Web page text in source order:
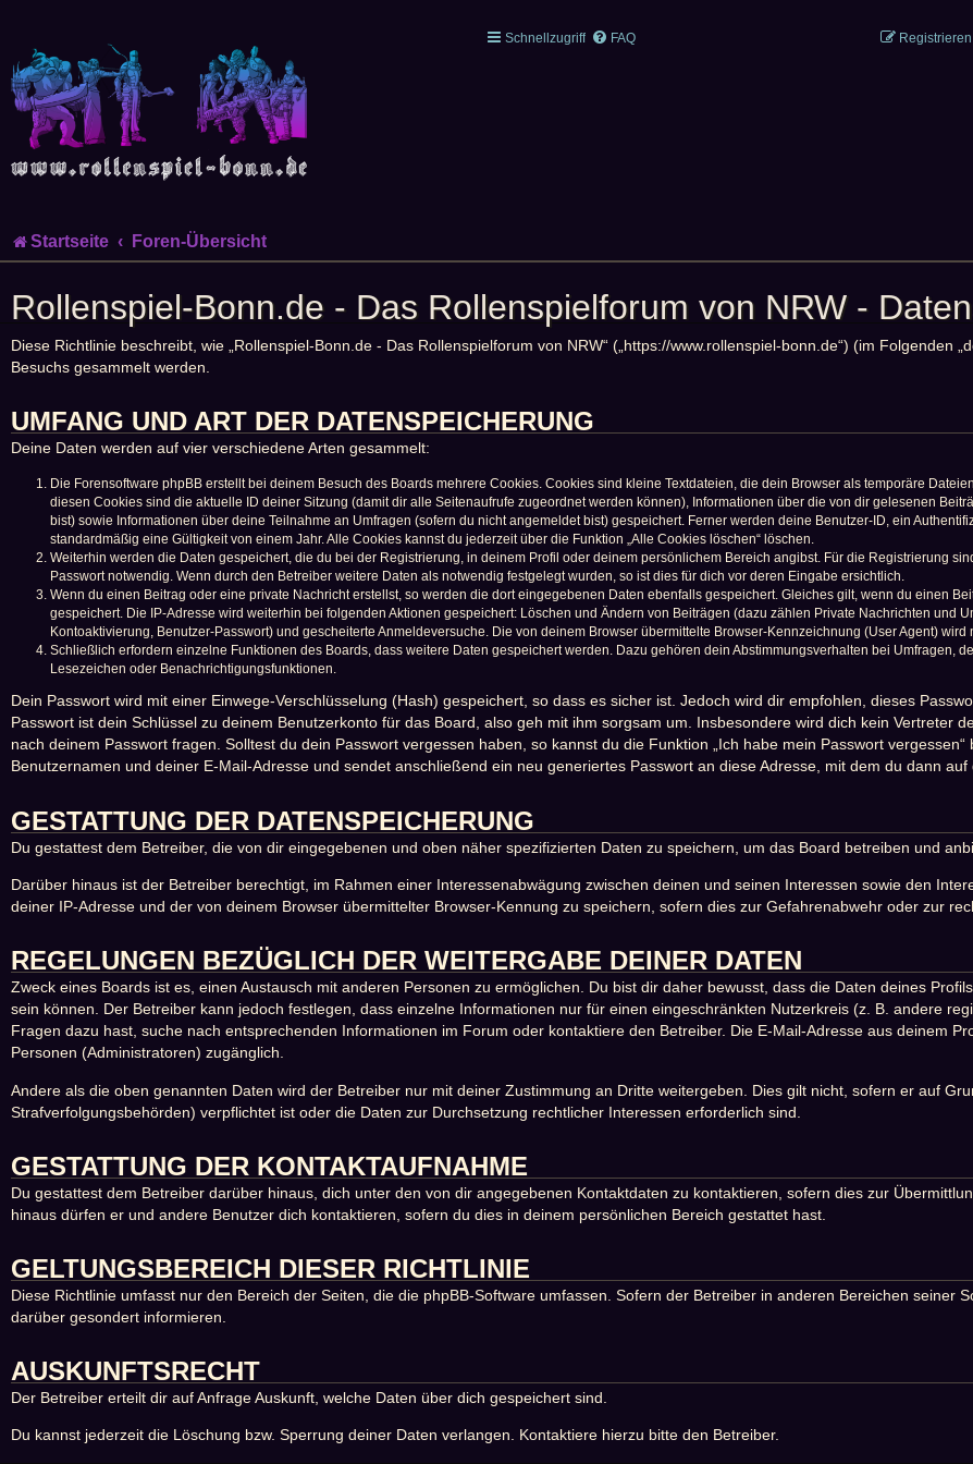
Schnellzugriff FAQ Registrieren
Startseite Foren-Übersicht
Rollenspiel-Bonn.de - Das Rollenspielforum von NRW -
Diese Richtlinie beschreibt, wie „Rollenspiel-Bonn.de - Das Rollenspielforum von NRW“ („https://www.rollenspiel-bonn.de“) (im Folgenden
Besuchs gesammelt werden.
UMFANG UND ART DER DATENSPEICHERUNG
Deine Daten werden auf vier verschiedene Arten gesammelt:
Die Forensoftware phpBB erstellt bei deinem Besuch des Boards mehrere Cookies. Cookies sind kleine Textdateien, die dein Browser als temporäre
diesen Cookies sind die aktuelle ID deiner Sitzung (damit dir alle Seitenaufrufe zugeordnet werden können), Informationen über die von dir gelesenen
bist) sowie Informationen über deine Teilnahme an Umfragen (sofern du nicht angemeldet bist) gespeichert. Ferner werden deine Benutzer-ID, ein
standardmäßig eine Gültigkeit von einem Jahr. Alle Cookies kannst du jederzeit über die Funktion „Alle Cookies löschen“ löschen.
Weiterhin werden die Daten gespeichert, die du bei der Registrierung, in deinem Profil oder deinem persönlichem Bereich angibst. Für die Registrierung
Passwort notwendig. Wenn durch den Betreiber weitere Daten als notwendig festgelegt wurden, so ist dies für dich vor deren Eingabe ersichtlich.
Wenn du einen Beitrag oder eine private Nachricht erstellst, so werden die dort eingegebenen Daten ebenfalls gespeichert. Gleiches gilt, wenn du einen
gespeichert. Die IP-Adresse wird weiterhin bei folgenden Aktionen gespeichert: Löschen und Ändern von Beiträgen (dazu zählen Private Nachrichten und
Kontoaktivierung, Benutzer-Passwort) und gescheiterte Anmeldeversuche. Die von deinem Browser übermittelte Browser-Kennzeichnung (User Agent)
Schließlich erfordern einzelne Funktionen des Boards, dass weitere Daten gespeichert werden. Dazu gehören dein Abstimmungsverhalten bei Umfragen,
Lesezeichen oder Benachrichtigungsfunktionen.
Dein Passwort wird mit einer Einwege-Verschlüsselung (Hash) gespeichert, so dass es sicher ist. Jedoch wird dir empfohlen, dieses
Passwort ist dein Schlüssel zu deinem Benutzerkonto für das Board, also geh mit ihm sorgsam um. Insbesondere wird dich kein Vertreter
nach deinem Passwort fragen. Solltest du dein Passwort vergessen haben, so kannst du die Funktion „Ich habe mein Passwort
Benutzernamen und deiner E-Mail-Adresse und sendet anschließend ein neu generiertes Passwort an diese Adresse, mit dem du dann
GESTATTUNG DER DATENSPEICHERUNG
Du gestattest dem Betreiber, die von dir eingegebenen und oben näher spezifizierten Daten zu speichern, um das Board betreiben und
Darüber hinaus ist der Betreiber berechtigt, im Rahmen einer Interessenabwägung zwischen deinen und seinen Interessen sowie den
deiner IP-Adresse und der von deinem Browser übermittelter Browser-Kennung zu speichern, sofern dies zur Gefahrenabwehr oder zur
REGELUNGEN BEZÜGLICH DER WEITERGABE DEINER DATEN
Zweck eines Boards ist es, einen Austausch mit anderen Personen zu ermöglichen. Du bist dir daher bewusst, dass die Daten deines
sein können. Der Betreiber kann jedoch festlegen, dass einzelne Informationen nur für einen eingeschränkten Nutzerkreis (z. B. andere
Fragen dazu hast, suche nach entsprechenden Informationen im Forum oder kontaktiere den Betreiber. Die E-Mail-Adresse aus deinem
Personen (Administratoren) zugänglich.
Andere als die oben genannten Daten wird der Betreiber nur mit deiner Zustimmung an Dritte weitergeben. Dies gilt nicht, sofern er auf
Strafverfolgungsbehörden) verpflichtet ist oder die Daten zur Durchsetzung rechtlicher Interessen erforderlich sind.
GESTATTUNG DER KONTAKTAUFNAHME
Du gestattest dem Betreiber darüber hinaus, dich unter den von dir angegebenen Kontaktdaten zu kontaktieren, sofern dies zur
hinaus dürfen er und andere Benutzer dich kontaktieren, sofern du dies in deinem persönlichen Bereich gestattet hast.
GELTUNGSBEREICH DIESER RICHTLINIE
Diese Richtlinie umfasst nur den Bereich der Seiten, die die phpBB-Software umfassen. Sofern der Betreiber in anderen Bereichen seiner
darüber gesondert informieren.
AUSKUNFTSRECHT
Der Betreiber erteilt dir auf Anfrage Auskunft, welche Daten über dich gespeichert sind.
Du kannst jederzeit die Löschung bzw. Sperrung deiner Daten verlangen. Kontaktiere hierzu bitte den Betreiber.